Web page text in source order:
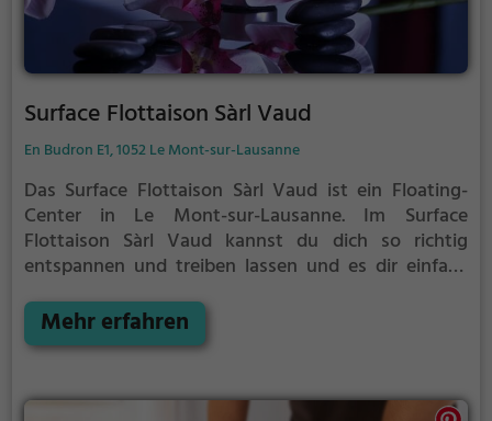
Surface Flottaison Sàrl Vaud
En Budron E1, 1052 Le Mont-sur-Lausanne
Das Surface Flottaison Sàrl Vaud ist ein Floating-
Center in Le Mont-sur-Lausanne. Im Surface
Flottaison Sàrl Vaud kannst du dich so richtig
entspannen und treiben lassen und es dir einfach
schwerelos vor dich hin. Perfekt, um vom
anstrengenden Alltag zu entspannen, auszuspannen
Mehr erfahren